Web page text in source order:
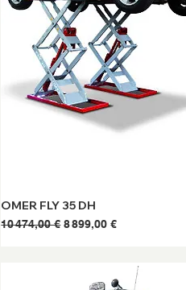
OMER FLY 35 DH
Prix original
10 474,00 € Prix promotionnel
8 899,00 €